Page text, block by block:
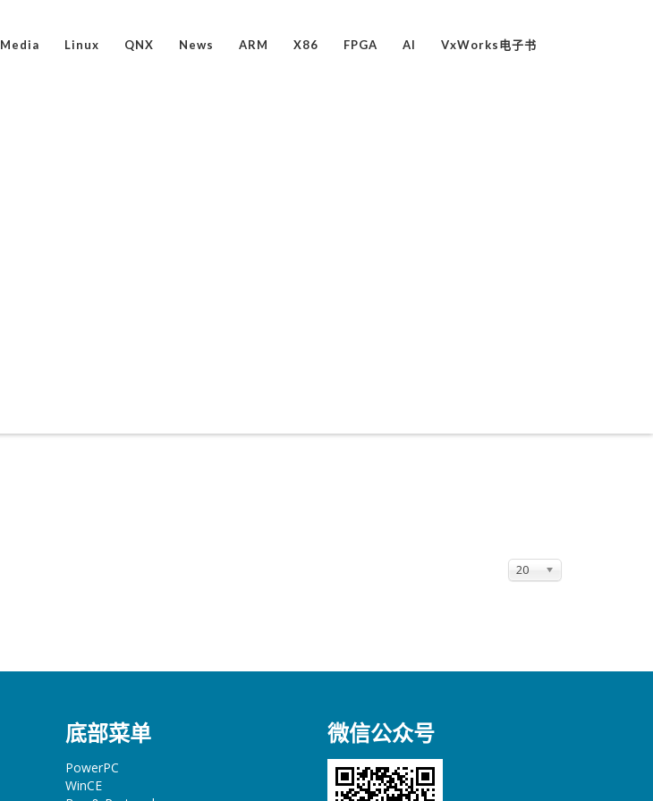
Media Linux QNX News ARM X86 FPGA AI VxWorks电子书
20
底部菜单
PowerPC
WinCE
微信公众号